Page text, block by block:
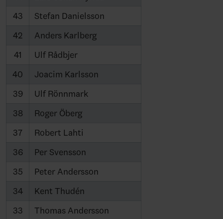
43
Stefan Danielsson
42
Anders Karlberg
41
Ulf Rådbjer
40
Joacim Karlsson
39
Ulf Rönnmark
38
Roger Öberg
37
Robert Lahti
36
Per Svensson
35
Peter Andersson
34
Kent Thudén
33
Thomas Andersson